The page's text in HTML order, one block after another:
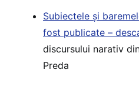
Subiectele și
fost publicate –
discursului narativ
Preda